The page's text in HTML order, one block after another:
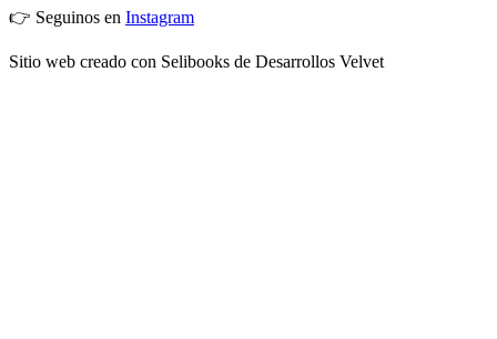
👉 Seguinos en Instagram
Sitio web creado con Selibooks de Desarrollos Velvet